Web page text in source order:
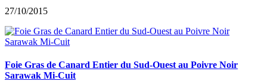
27/10/2015
Foie Gras de Canard Entier du Sud-Ouest au Poivre Noir
Sarawak Mi-Cuit